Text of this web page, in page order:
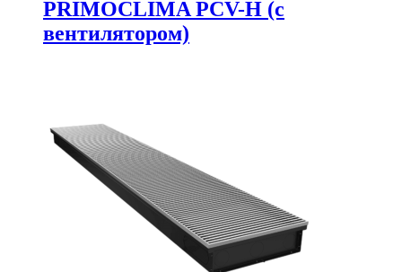
PRIMOCLIMA PCV-H (c
вентилятором)